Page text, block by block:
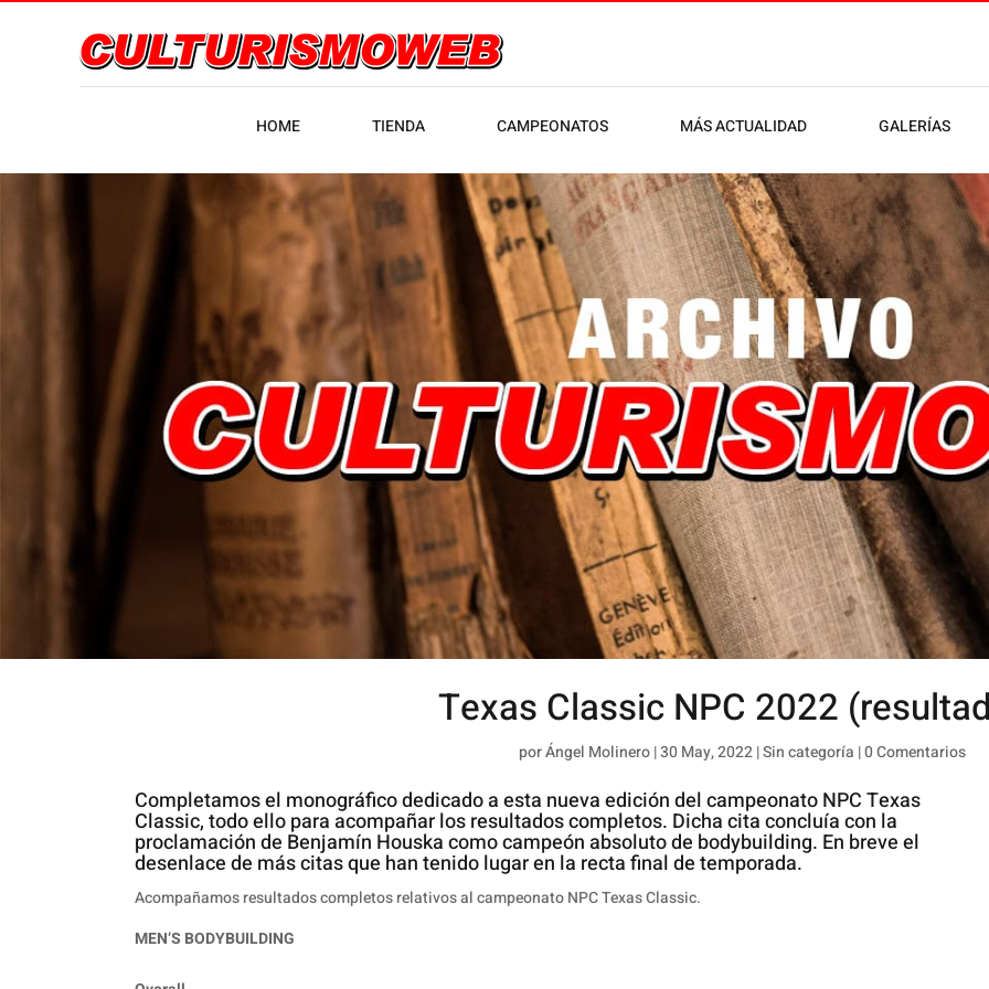
HOME TIENDA CAMPEONATOS MÁS ACTUALIDAD GALERÍAS
Texas Classic NPC 2022
porÁngel Molinero|30 May, 2022|Sin categoría |0 Comentarios
Completamos el monográfico dedicado a esta nueva edición del campeonato NPC Texas
Classic, todo ello para acompañar los resultados completos. Dicha cita concluía con la
proclamación de Benjamín Houska como campeón absoluto de bodybuilding. En breve el
desenlace de más citas que han tenido lugar en la recta final de temporada.
Acompañamos resultados completos relativos al campeonato NPC Texas Classic.
MEN’S BODYBUILDING